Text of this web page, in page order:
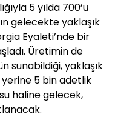
5 yılda 700’ü
gelecekte yaklaşık
Eyaleti’nde bir
Üretimin de
sunabildiği, yaklaşık
5 bin adetlik
haline gelecek,